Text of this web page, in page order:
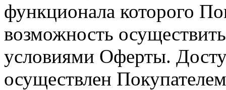
функционала которого
возможность
условиями Оферты.
осуществлен